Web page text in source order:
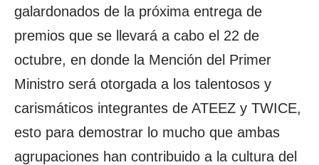
galardonados de la próxima entrega de
premios que se llevará a cabo el 22 de
octubre, en donde la Mención del Primer
Ministro será otorgada a los talentosos y
carismáticos integrantes de ATEEZ y TWICE,
esto para demostrar lo mucho que ambas
agrupaciones han contribuido a la cultura del